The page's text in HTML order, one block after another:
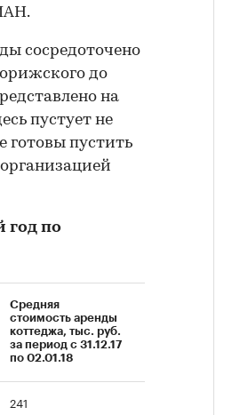
сосредоточено
до
на
пустует не
готовы пустить
год по
Средняя
стоимость аренды
коттеджа, тыс. руб.
за период с 31.12.17
по 02.01.18
241